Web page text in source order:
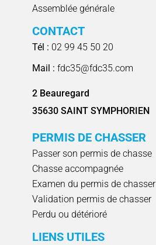
Assemblée générale
CONTACT
Tél : 02 99 45 50 20
Mail : fdc35@fdc35.com
2 Beauregard
35630 SAINT SYMPHORIEN
PERMIS DE CHASSER
Passer son permis de chasse
Chasse accompagnée
Examen du permis de chasser
Validation permis de chasser
Perdu ou détérioré
LIENS UTILES